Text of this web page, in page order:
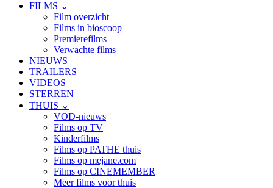
FILMS ⌄
Film overzicht
Films in bioscoop
Premierefilms
Verwachte films
NIEUWS
TRAILERS
VIDEOS
STERREN
THUIS ⌄
VOD-nieuws
Films op TV
Kinderfilms
Films op PATHE thuis
Films op mejane.com
Films op CINEMEMBER
Meer films voor thuis